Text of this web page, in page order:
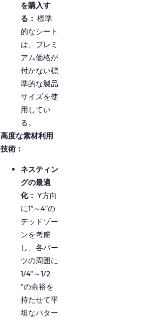
を購入す
る： 標準
的なシート
は、プレミ
アム価格が
付かない標
準的な製品
サイズを使
用してい
る。
高度な素材利用
技術：
ネスティン
グの最適
化： Y方向
に1″～4″の
デッドゾー
ンを考慮
し、各パー
ツの周囲に
1/4"～1/2
"の余裕を
持たせて平
坦なパター